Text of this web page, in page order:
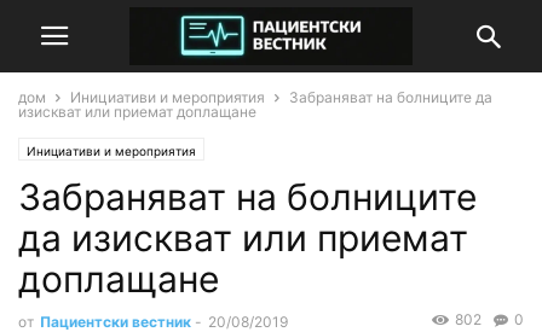
дом Инициативи и мероприятия
Забраняват на болниците да
изискват или приемат доплащане
Инициативи и мероприятия
Забраняват на болниците
да изискват или приемат
доплащане
от Пациентски вестник - 20/08/2019 0
802